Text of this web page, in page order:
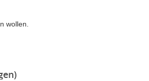
wollen.